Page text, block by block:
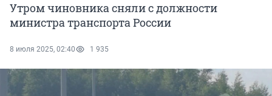
Утром чиновника сняли с должности
министра транспорта России
8 июля 2025, 02:40 1 935